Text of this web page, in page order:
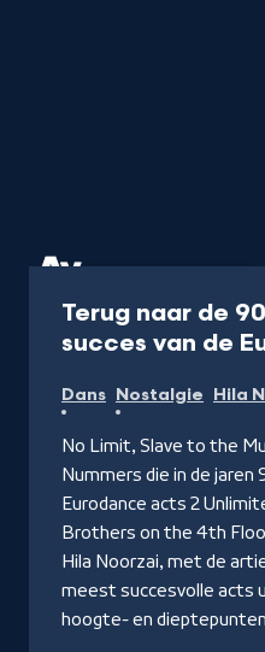
Terug naar de
succes van de
Dans Nostalgie Hila
No Limit, Slave to the
Nummers die in de
Eurodance acts 2
Brothers on the 4th
Hila Noorzai, met de
meest succesvolle acts
hoogte- en